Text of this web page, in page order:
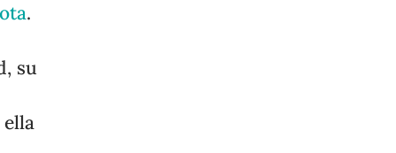
.
su